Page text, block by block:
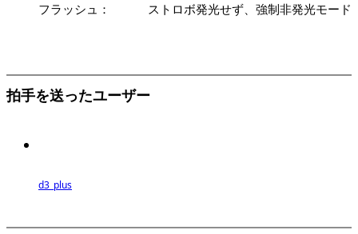
フラッシュ：
ストロボ発光せず、強制非発光モード
拍手を送ったユーザー
d3_plus